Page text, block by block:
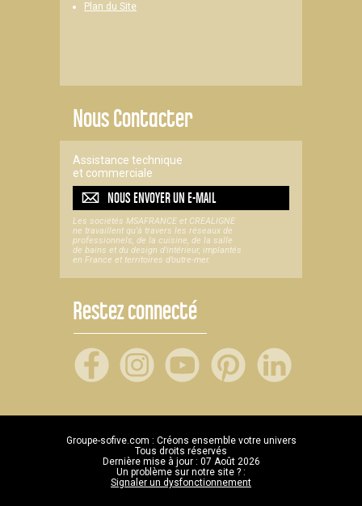
Plan du Site
Nous Contacter
Assistance technique
et commerciale
NOUS ENVOYER UNE-MAIL
Les sociétés MSAFRANCE et CREALIGNE
ne travaillent qu'à travers les réseaux de
professionnels, de la cuisine, de la salle
de bains et du design d'intérieur, implantés
en France et territoires d’outre-mer.
Restez connecté
Groupe-sofive.com : Créons ensemble votre univers
Tous droits réservés
Dernière mise à jour : 07 Août 2026
Un problème sur notre site ? :
Signaler un dysfonctionnement